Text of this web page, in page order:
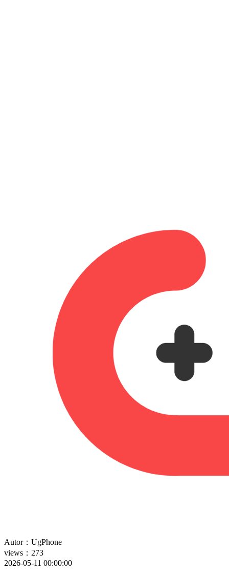
Autor：UgPhone
views：273
2026-05-11 00:00:00